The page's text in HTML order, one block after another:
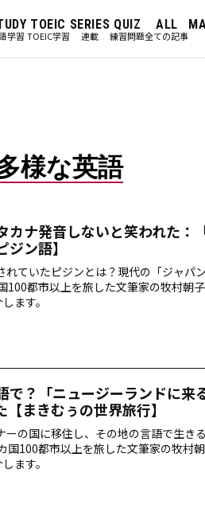
学習
TOEIC
TOEIC学習
SERIES
連載
QUIZ
練習問題
ALL
全ての記事
様な英語
カナ発音しないと笑われた：
ン語】
れていたピジンとは？現代の「ジャパ
100都市以上を旅した文筆家の牧村朝
ます。
で？「ニュージーランドに
まきむぅの世界旅行】
ーの国に移住し、その地の言語で生き
国100都市以上を旅した文筆家の牧村
ます。